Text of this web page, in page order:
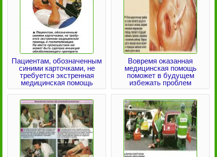
Пациентам, обозначенным
синими карточками, не
требуется экстренная
медицинская помощь
Вовремя оказанная
медицинская помощь
поможет в будущем
избежать проблем